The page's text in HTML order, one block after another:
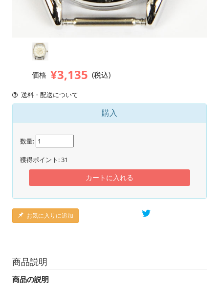
価格 ¥3,135 (税込)
送料・配送について
購入
数量:
獲得ポイント:31
カートに入れる
お気に入りに追加
商品説明
商品の説明